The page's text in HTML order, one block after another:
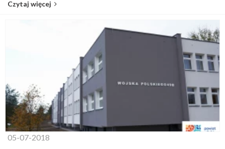
Czytaj więcej
05-07-2018